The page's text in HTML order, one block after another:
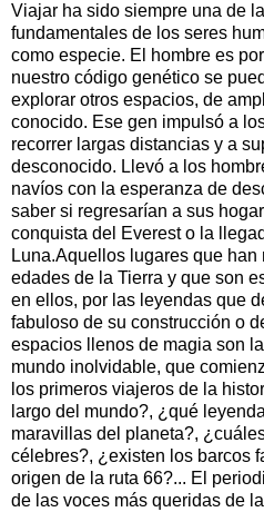
Viajar ha sido siempre una de
fundamentales de los seres
como especie. El hombre es
nuestro código genético se
explorar otros espacios, de
conocido. Ese gen impulsó a
recorrer largas distancias y a
desconocido. Llevó a los
navíos con la esperanza de
saber si regresarían a sus
conquista del Everest o la
Luna.Aquellos lugares que
edades de la Tierra y que son
en ellos, por las leyendas que
fabuloso de su construcción o
espacios llenos de magia son
mundo inolvidable, que
los primeros viajeros de la
largo del mundo?, ¿qué
maravillas del planeta?,
célebres?, ¿existen los barcos
origen de la ruta 66?... El
de las voces más queridas de